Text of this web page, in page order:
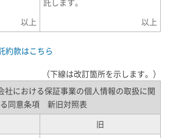
以上
以上
約款はこちら
（下線は改訂箇所を示します。）
社における保証事業の個人情報の取扱に関
同意条項 新旧対照表
旧